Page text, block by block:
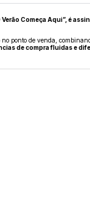
Verão Começa Aqui”, é
no ponto de venda,
de compra fluidas e